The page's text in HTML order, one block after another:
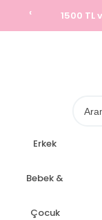
‹
Erkek
Bebek &
Çocuk